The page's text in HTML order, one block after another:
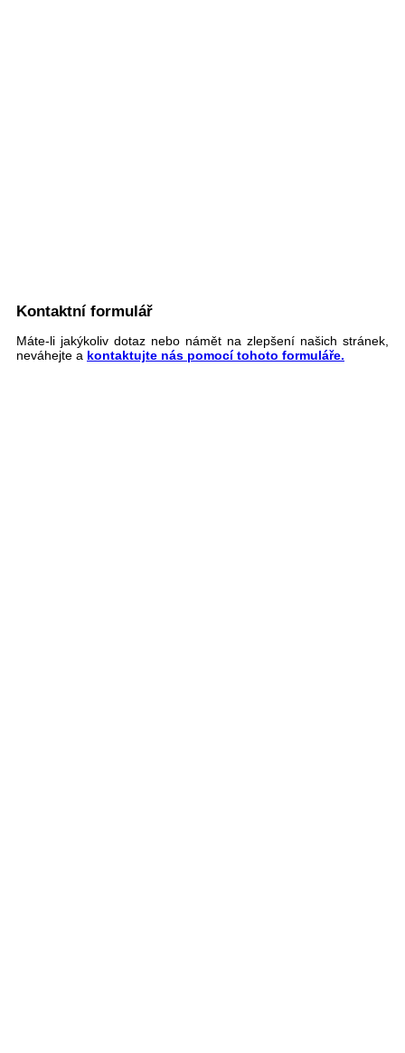
Kontaktní formulář
Máte-li jakýkoliv dotaz nebo námět na zlepšení našich stránek,
neváhejte a kontaktujte nás pomocí tohoto formuláře.